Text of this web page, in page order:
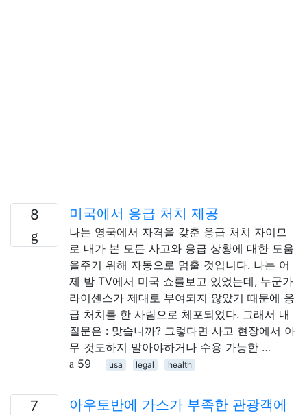
8 미국에서 응급 처치 제공
나는 영국에서 자격을 갖춘 응급 처치 자이므
로 내가 본 모든 사고와 응급 상황에 대한 도움
을주기 위해 자동으로 멈출 것입니다. 나는 어
제 밤 TV에서 미국 쇼를보고 있었는데, 누군가
라이센스가 제대로 부여되지 않았기 때문에 응
급 처치를 한 사람으로 체포되었다. 그래서 내
질문은 : 맞습니까? 그렇다면 사고 현장에서 아
무 것도하지 말아야하거나 수용 가능한 …
59
usa legal health
7
아우토반에 가스가 부족한 관광객에